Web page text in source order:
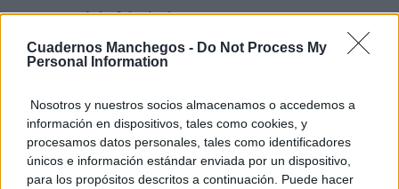
Cuadernos Manchegos - Do Not Process My
Personal Information
Nosotros y nuestros socios almacenamos o accedemos a
información en dispositivos, tales como cookies, y
procesamos datos personales, tales como identificadores
únicos e información estándar enviada por un dispositivo,
para los propósitos descritos a continuación. Puede hacer
en un total de 26 cátedras.